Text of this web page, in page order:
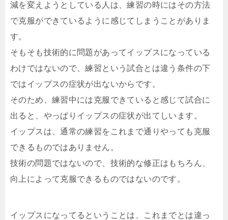
減を変えようとしている人は、練習の時にはその方法
で克服ができているように感じてしまうことがありま
す。
そもそも技術的に問題があってイップスになっている
わけではないので、練習という試合とは違う条件の下
ではイップスの症状が出ないからです。
そのため、練習中には克服できていると感じて試合に
出ると、やっぱりイップスの症状が出てしいます。
イップスは、通常の練習をこれまで通りやっても克服
できるものではありません。
技術の問題ではないので、技術的な修正はもちろん、
向上によって克服できるものではないのです。
イップスになってるということは、これまでとは違っ